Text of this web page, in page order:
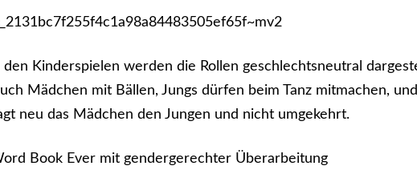
den Kinderspielen werden die Rollen geschlechtsneutral
Mädchen mit Bällen, Jungs dürfen beim Tanz mitmachen,
neu das Mädchen den Jungen und nicht umgekehrt.